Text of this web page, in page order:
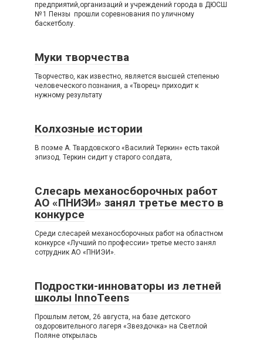
предприятий,организаций и учреждений города в ДЮСШ
№ 1 Пензы прошли соревнования по уличному
баскетболу.
Муки творчества
Творчество, как известно, является высшей степенью
человеческого познания, а «Творец» приходит к
нужному результату
Колхозные истории
В поэме А. Твардовского «Василий Теркин» есть такой
эпизод. Теркин сидит у старого солдата,
Слесарь механосборочных работ
АО «ПНИЭИ» занял третье место в
конкурсе
Среди слесарей механосборочных работ на областном
конкурсе «Лучший по профессии» третье место занял
сотрудник АО «ПНИЭИ».
Подростки-инноваторы из летней
школы InnoTeens
Прошлым летом, 26 августа, на базе детского
оздоровительного лагеря «Звездочка» на Светлой
Поляне открылась